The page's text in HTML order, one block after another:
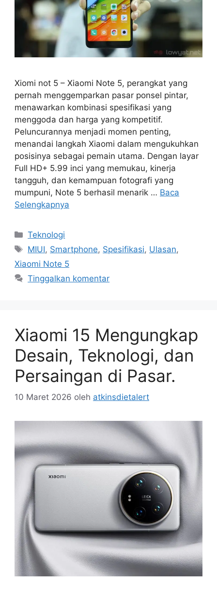
Xiomi not 5 – Xiaomi Note 5, perangkat yang
pernah menggemparkan pasar ponsel pintar,
menawarkan kombinasi spesifikasi yang
menggoda dan harga yang kompetitif.
Peluncurannya menjadi momen penting,
menandai langkah Xiaomi dalam mengukuhkan
posisinya sebagai pemain utama. Dengan layar
Full HD+ 5.99 inci yang memukau, kinerja
tangguh, dan kemampuan fotografi yang
mumpuni, Note 5 berhasil menarik … Baca
Selengkapnya
Kategori
Teknologi
Tag
MIUI, Smartphone, Spesifikasi, Ulasan,
Xiaomi Note 5
Tinggalkan komentar
Xiaomi 15 Mengungkap
Desain, Teknologi, dan
Persaingan di Pasar.
10 Maret 2026 oleh atkinsdietalert